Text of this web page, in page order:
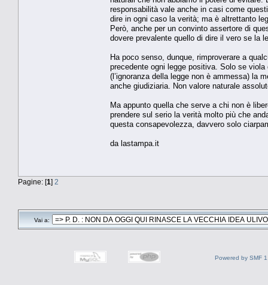
responsabilità vale anche in casi come
dire in ogni caso la verità; ma è altrettanto
Però, anche per un convinto assertore di
dovere prevalente quello di dire il vero se la
Ha poco senso, dunque, rimproverare a
precedente ogni legge positiva. Solo se
(l’ignoranza della legge non è ammessa) la
anche giudiziaria. Non valore naturale
Ma appunto quella che serve a chi non è
prendere sul serio la verità molto più che
questa consapevolezza, davvero solo
da lastampa.it
Pagine: [1] 2
Vai a:
Powered by SMF